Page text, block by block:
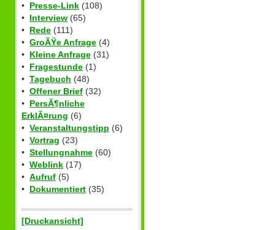
• Presse-Link (108)
• Interview (65)
• Rede (111)
• GroÃŸe Anfrage (4)
• Kleine Anfrage (31)
• Fragestunde (1)
• Tagebuch (48)
• Offener Brief (32)
• PersÃ¶nliche
ErklÃ¤rung (6)
• Veranstaltungstipp (6)
• Vortrag (23)
• Stellungnahme (60)
• Weblink (17)
• Aufruf (5)
• Dokumentiert (35)
[Druckansicht]